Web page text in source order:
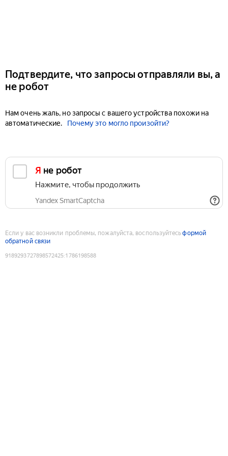
Подтвердите, что запросы отправляли вы, а
не робот
Нам очень жаль, но запросы с вашего устройства похожи на
автоматические.
Почему это могло произойти?
Я не робот
Нажмите, чтобы продолжить
Yandex SmartCaptcha
Если у вас возникли проблемы, пожалуйста, воспользуйтесьформой
обратной связи
9189293727898572425:1786198588